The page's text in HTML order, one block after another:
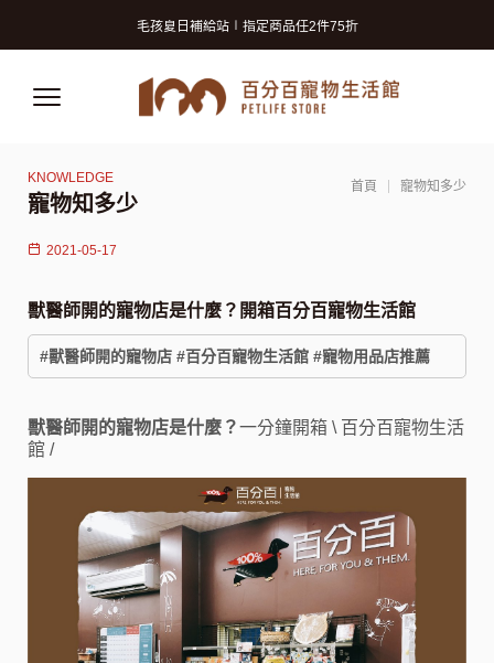
寵物知多少
首頁 寵物知多少
2021-05-17
獸醫師開的寵物店是什麼？開箱百分百寵物生活館
#獸醫師開的寵物店 #百分百寵物生活館 #寵物用品店推薦
獸醫師開的寵物店是什麼？一分鐘開箱 \ 百分百寵物生活
館 /
毛孩夏日補給站∣指定商品任2件75折
獸醫師推薦的寵物保險! 守護毛孩再升級!